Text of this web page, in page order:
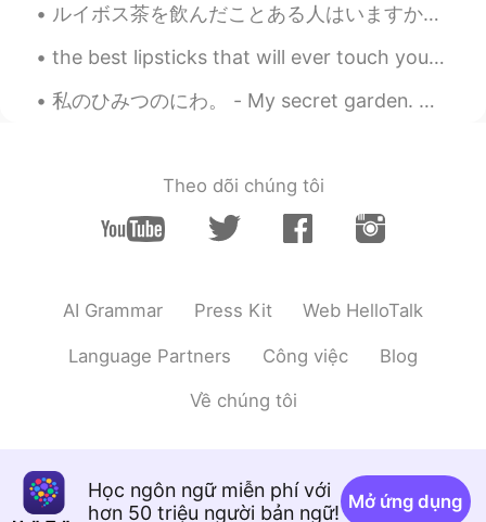
ルイボス茶を飲んだことある人はいますか？(^o^)/ 日本であまり人気じゃないかもしれないですけど、もともと南アフリカで作られたお茶で、今も南アフリカでは飲んでいる人が多いです！ ルイボス(...
the best lipsticks that will ever touch your lips😘✨💄🌟💖 Worthy of my life savings 😭✌️✨💸💸🌟 💄seditio...
私のひみつのにわ。 - My secret garden. Ok, maybe not so secret, but I started calling it that a long time...
Theo dõi chúng tôi
AI Grammar Press Kit Web HelloTalk
Language Partners Công việc Blog
Về chúng tôi
Học ngôn ngữ miễn phí với
hơn 50 triệu người bản ngữ! Mở ứng dụng